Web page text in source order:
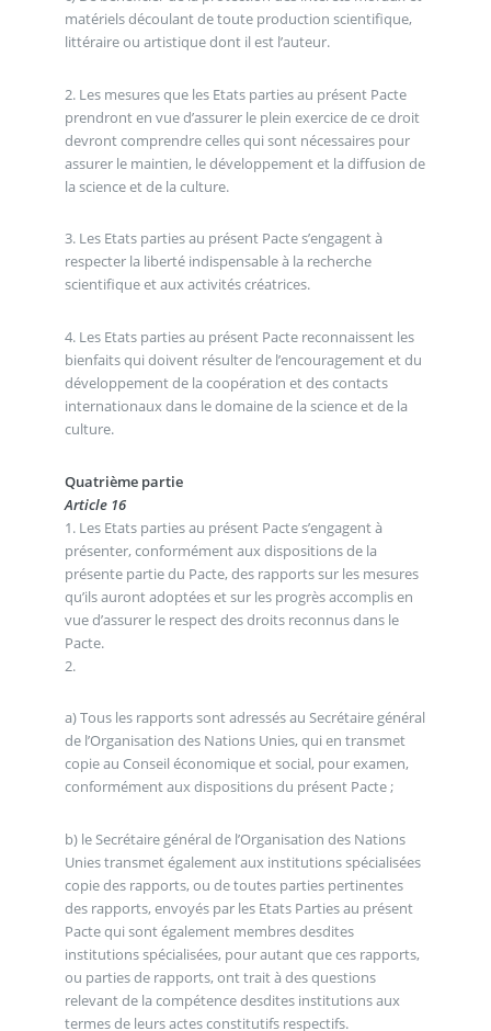
matériels découlant de toute production scientifique,
littéraire ou artistique dont il est l’auteur.
2. Les mesures que les Etats parties au présent Pacte
prendront en vue d’assurer le plein exercice de ce droit
devront comprendre celles qui sont nécessaires pour
assurer le maintien, le développement et la diffusion de
la science et de la culture.
3. Les Etats parties au présent Pacte s’engagent à
respecter la liberté indispensable à la recherche
scientifique et aux activités créatrices.
4. Les Etats parties au présent Pacte reconnaissent les
bienfaits qui doivent résulter de l’encouragement et du
développement de la coopération et des contacts
internationaux dans le domaine de la science et de la
culture.
Quatrième partie
Article 16
1. Les Etats parties au présent Pacte s’engagent à
présenter, conformément aux dispositions de la
présente partie du Pacte, des rapports sur les mesures
qu’ils auront adoptées et sur les progrès accomplis en
vue d’assurer le respect des droits reconnus dans le
Pacte.
2.
a) Tous les rapports sont adressés au Secrétaire général
de l’Organisation des Nations Unies, qui en transmet
copie au Conseil économique et social, pour examen,
conformément aux dispositions du présent Pacte ;
b) le Secrétaire général de l’Organisation des Nations
Unies transmet également aux institutions spécialisées
copie des rapports, ou de toutes parties pertinentes
des rapports, envoyés par les Etats Parties au présent
Pacte qui sont également membres desdites
institutions spécialisées, pour autant que ces rapports,
ou parties de rapports, ont trait à des questions
relevant de la compétence desdites institutions aux
termes de leurs actes constitutifs respectifs.